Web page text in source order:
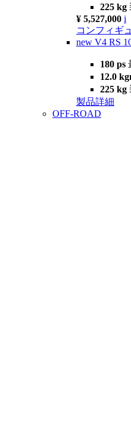
225 kg
¥ 5,527,000 i
コンフィギ
new V4 RS
180 ps
12.0
225 kg
製品詳細
OFF-ROAD